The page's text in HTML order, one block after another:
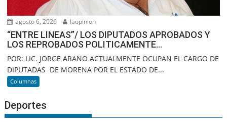
agosto 6, 2026 laopinion
“ENTRE LINEAS”/ LOS DIPUTADOS APROBADOS Y
LOS REPROBADOS POLITICAMENTE…
POR: LIC. JORGE ARANO ACTUALMENTE OCUPAN EL CARGO DE
DIPUTADAS DE MORENA POR EL ESTADO DE...
Columnas
Deportes